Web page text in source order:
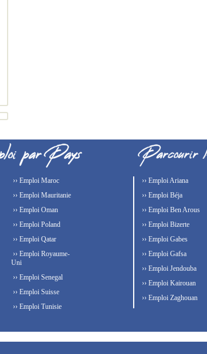
›› Emploi Maroc
›› Emploi Mauritanie
›› Emploi Oman
›› Emploi Poland
›› Emploi Qatar
›› Emploi Royaume-
Uni
›› Emploi Senegal
›› Emploi Suisse
›› Emploi Tunisie
›› Emploi Ariana
›› Emploi Béja
›› Emploi Ben Arous
›› Emploi Bizerte
›› Emploi Gabes
›› Emploi Gafsa
›› Emploi Jendouba
›› Emploi Kairouan
›› Emploi Zaghouan